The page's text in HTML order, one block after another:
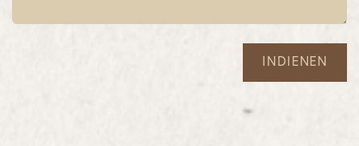
INDIENEN